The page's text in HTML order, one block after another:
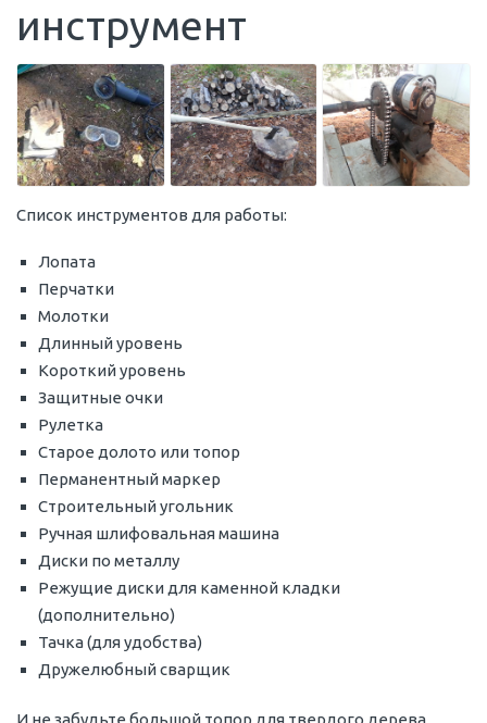
инструмент
Список инструментов для работы:
Лопата
Перчатки
Молотки
Длинный уровень
Короткий уровень
Защитные очки
Рулетка
Старое долото или топор
Перманентный маркер
Строительный угольник
Ручная шлифовальная машина
Диски по металлу
Режущие диски для каменной кладки
(дополнительно)
Тачка (для удобства)
Дружелюбный сварщик
И не забудьте большой топор для твердого дерева.